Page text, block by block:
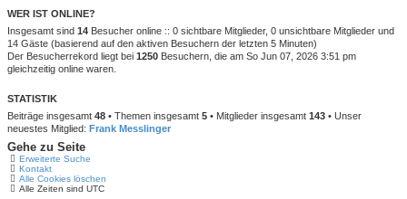
WER IST ONLINE?
Insgesamt sind 14 Besucher online :: 0 sichtbare Mitglieder, 0 unsichtbare Mitglieder und
14 Gäste (basierend auf den aktiven Besuchern der letzten 5 Minuten)
Der Besucherrekord liegt bei 1250 Besuchern, die am So Jun 07, 2026 3:51 pm
gleichzeitig online waren.
STATISTIK
Beiträge insgesamt 48 • Themen insgesamt 5 • Mitglieder insgesamt 143 • Unser
neuestes Mitglied: Frank Messlinger
Gehe zu Seite
Erweiterte Suche
Kontakt
Alle Cookies löschen
Alle Zeiten sind UTC